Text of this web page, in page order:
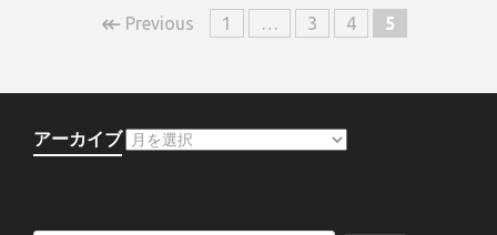
↞ Previous 1 … 3 4 5
アーカイブ